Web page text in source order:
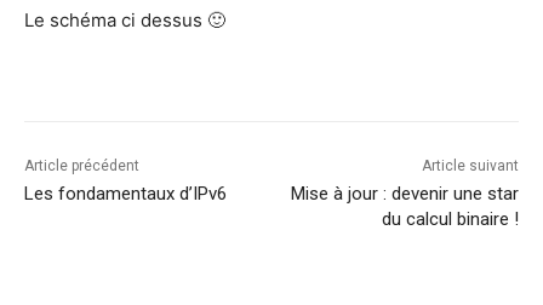
Le sché­ma ci dessus 🙂
Article précédent
Les fondamentaux d’IPv6
Article suivant
Mise à jour : devenir une star
du calcul binaire !